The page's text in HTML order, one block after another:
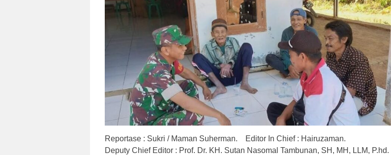
Reportase : Sukri / Maman Suherman. Editor In Chief : Hairuzaman.
Deputy Chief Editor : Prof. Dr. KH. Sutan Nasomal Tambunan, SH, MH, LLM, P.hd.